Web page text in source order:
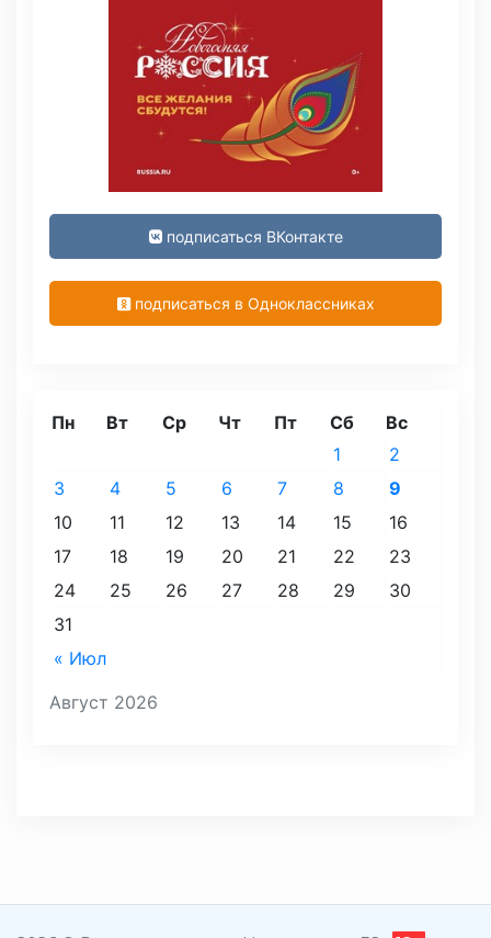
подписаться ВКонтакте
подписаться в Одноклассниках
Август 2026
Пн Вт Ср Чт Пт Сб Вс
« Июл
1
2
3
4 5 6 7 8
9
10
11 12 13 14 15
16
17
18 19 20 21 22
23
24
25 26 27 28 29
30
31